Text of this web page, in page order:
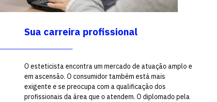
Sua carreira profissional
O esteticista encontra um mercado de atuação amplo e
em ascensão. O consumidor também está mais
exigente e se preocupa com a qualificação dos
profissionais da área que o atendem. O diplomado pela